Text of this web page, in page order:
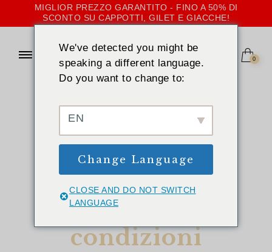
MIGLIOR PREZZO GARANTITO - FINO A 50% DI
SCONTO SU CAPPOTTI, GILET E GIACCHE!
0
CASA » TERMINI E CONDIZIONI
Termini e
condizioni
We've detected you might be
speaking a different language.
Do you want to change to:
EN
Change Language
CLOSE AND DO NOT SWITCH
LANGUAGE